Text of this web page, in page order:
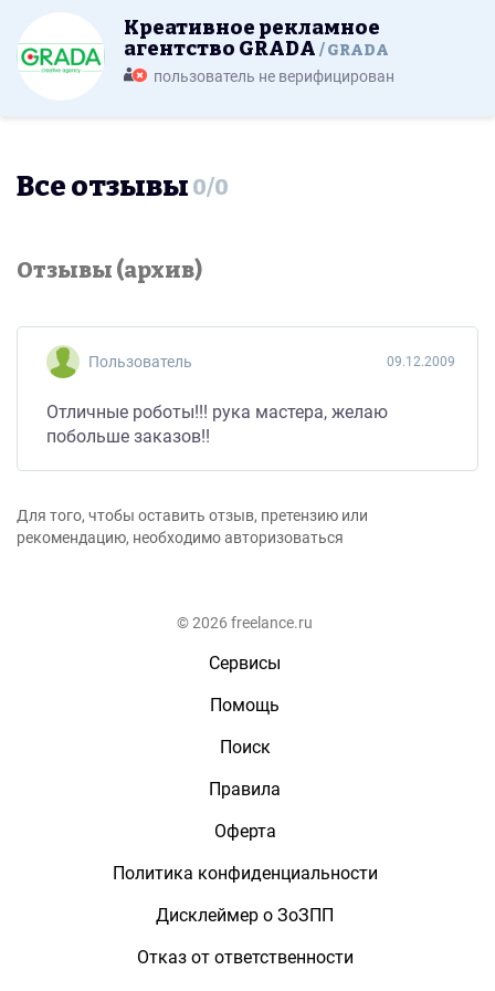
Креативное рекламное
агентство GRADA
GRADA
пользователь не верифицирован
Все отзывы 0/0
Отзывы (архив)
Пользователь 09.12.2009
Отличные роботы!!! рука мастера, желаю
побольше заказов!!
Для того, чтобы оставить отзыв, претензию или
рекомендацию, необходимо авторизоваться
© 2026 freelance.ru
Сервисы
Помощь
Поиск
Правила
Оферта
Политика конфиденциальности
Дисклеймер о ЗоЗПП
Отказ от ответственности